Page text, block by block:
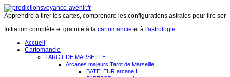
Apprendre à tirer les cartes, comprendre les configurations astrales pour lire
Initiation complète et gratuite à la cartomancie et à l'astrologie
Accueil
Cartomancie
TAROT DE MARSEILLE
Arcanes majeurs Tarot de Marseille
BATELEUR arcane I